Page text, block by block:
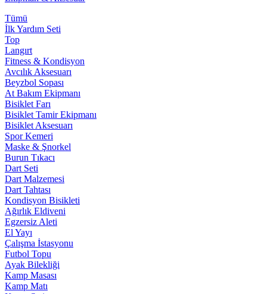
Tümü
İlk Yardım Seti
Top
Langırt
Fitness & Kondisyon
Avcılık Aksesuarı
Beyzbol Sopası
At Bakım Ekipmanı
Bisiklet Farı
Bisiklet Tamir Ekipmanı
Bisiklet Aksesuarı
Spor Kemeri
Maske & Şnorkel
Burun Tıkacı
Dart Seti
Dart Malzemesi
Dart Tahtası
Kondisyon Bisikleti
Ağırlık Eldiveni
Egzersiz Aleti
El Yayı
Çalışma İstasyonu
Futbol Topu
Ayak Bilekliği
Kamp Masası
Kamp Matı